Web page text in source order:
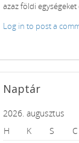
azaz földi egységeket
Log in to post a
Naptár
2026. augusztus
H
K S C